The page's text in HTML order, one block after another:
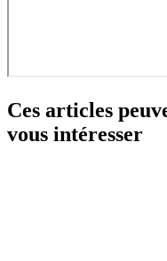
Ces articles
vous intéresser